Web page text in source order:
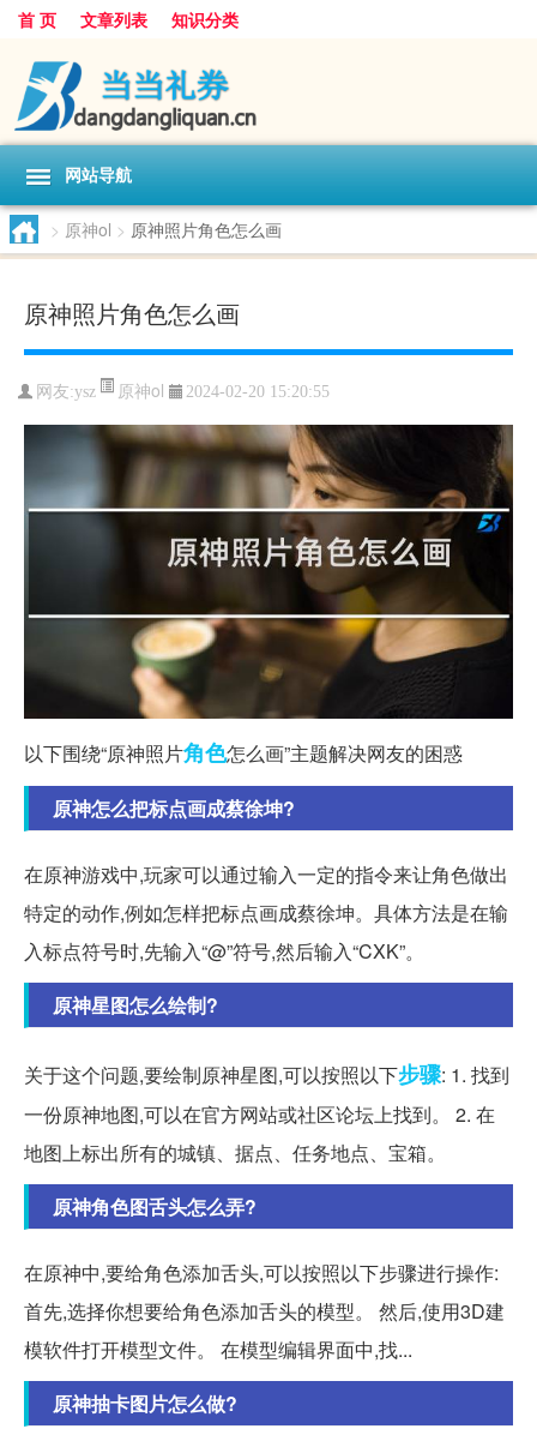
首 页 文章列表 知识分类
网站导航
> 原神ol > 原神照片角色怎么画
原神照片角色怎么画
网友:ysz 原神ol 2024-02-20 15:20:55
以下围绕“原神照片角色怎么画”主题解决网友的困惑
原神怎么把标点画成蔡徐坤?
在原神游戏中,玩家可以通过输入一定的指令来让角色做出
特定的动作,例如怎样把标点画成蔡徐坤。具体方法是在输
入标点符号时,先输入“@”符号,然后输入“CXK”。
原神星图怎么绘制?
关于这个问题,要绘制原神星图,可以按照以下步骤: 1. 找到
一份原神地图,可以在官方网站或社区论坛上找到。 2. 在
地图上标出所有的城镇、据点、任务地点、宝箱。
原神角色图舌头怎么弄?
在原神中,要给角色添加舌头,可以按照以下步骤进行操作:
首先,选择你想要给角色添加舌头的模型。 然后,使用3D建
模软件打开模型文件。 在模型编辑界面中,找...
原神抽卡图片怎么做?